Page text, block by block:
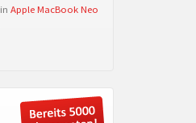
in Apple MacBook Neo